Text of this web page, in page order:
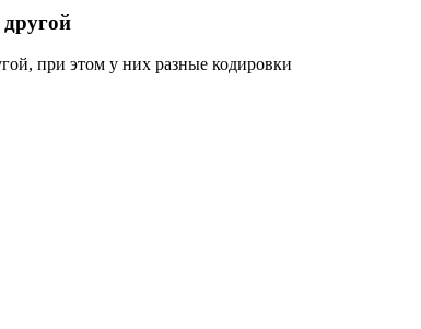
другой
при этом у них разные кодировки